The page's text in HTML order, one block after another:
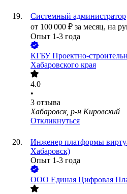
Системный администратор
от 100 000 ₽ за месяц, на
Опыт 1-3 года
КГБУ Проектно-
Хабаровского края
4.0
•
3 отзыва
Хабаровск, р-н Кировский
Откликнуться
Инженер платформы
Хабаровск)
Опыт 1-3 года
ООО Единая Цифровая